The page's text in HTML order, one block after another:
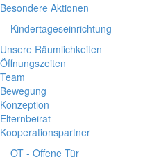
Besondere Aktionen
Kindertageseinrichtung
Unsere Räumlichkeiten
Öffnungszeiten
Team
Bewegung
Konzeption
Elternbeirat
Kooperationspartner
OT - Offene Tür